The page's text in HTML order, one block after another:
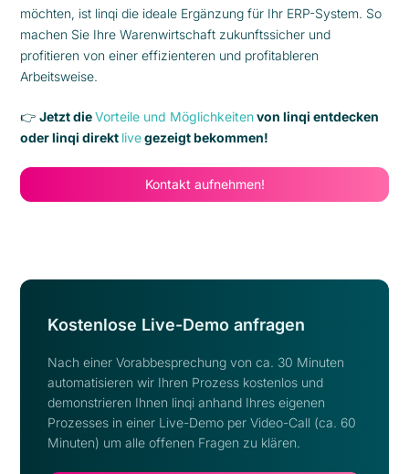
möchten, ist linqi die ideale Ergänzung für Ihr ERP-System. So
machen Sie Ihre Warenwirtschaft zukunftssicher und
profitieren von einer effizienteren und profitableren
Arbeitsweise.
👉 Jetzt dieVorteile und Möglichkeitenvon linqi entdecken
oder linqi direkt livegezeigt bekommen!
Kontakt aufnehmen!
Kostenlose Live-Demo anfragen
Nach einer Vorabbesprechung von ca. 30 Minuten
automatisieren wir Ihren Prozess kostenlos und
demonstrieren Ihnen linqi anhand Ihres eigenen
Prozesses in einer Live-Demo per Video-Call (ca. 60
Minuten) um alle offenen Fragen zu klären.